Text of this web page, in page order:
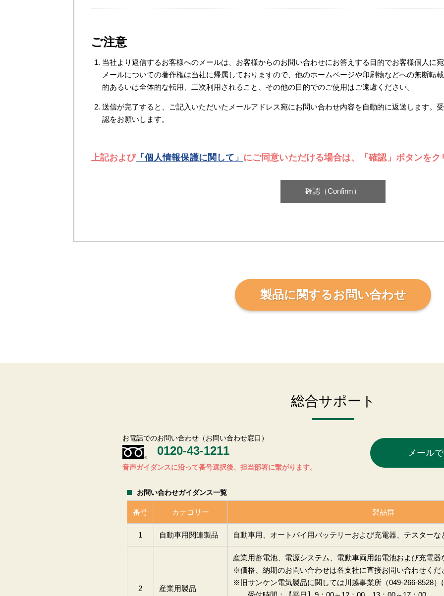
ご注意
当社より返信するお客様へのメールは、お客様からのお問い合わせにお答えする目的でお客様個人に
メールについての著作権は当社に帰属しておりますので、他のホームページや印刷物などへの無断転
的あるいは全体的な転用、二次利用されること、その他の目的でのご使用はご遠慮ください。
送信が完了すると、ご記入いただいたメールアドレス宛にお問い合わせ内容を自動的に返送します。
認をお願いします。
上記および「個人情報保護に関して」 にご同意いただける場合は、「確認」ボタンを
製品に関するお問い合わせ
総合サポート
お電話でのお問い合わせ（お問い合わせ窓口）
0120-43-1211
音声ガイダンスに沿って番号選択後、担当部署に繋がります。
メール
お問い合わせガイダンス一覧
番号 カテゴリー 製品群
1 自動車用関連製品 自動車用、オートバイ用バッテリーおよび充電器、テスターな
2 産業用製品
産業用蓄電池、電源システム、電動車両用鉛電池および充電器
※価格、納期のお問い合わせは各支社に直接お問い合わせく
※旧サンケン電気製品に関しては川越事業所（049-266-8528）